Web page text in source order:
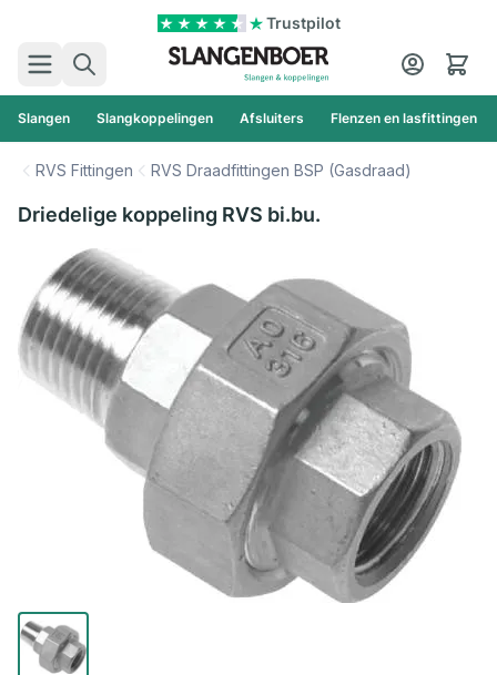
Trustpilot
Zoek
Cart
Slangen Slangkoppelingen Afsluiters Flenzen en lasfittingen
RVS Fittingen RVS Draadfittingen BSP (Gasdraad)
Driedelige koppeling RVS bi.bu.